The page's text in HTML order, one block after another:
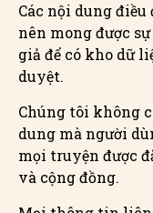
Các nội dung
nên mong được
giả để có kho dữ
duyệt.
Chúng tôi không
dung mà người
mọi truyện được
và cộng đồng.